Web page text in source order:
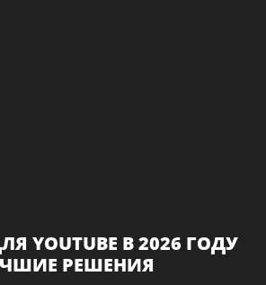
YOUTUBE В 2026 ГОДУ
РЕШЕНИЯ